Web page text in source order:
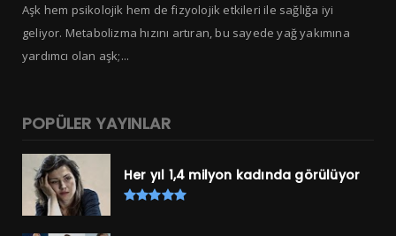
Aşk hem psikolojik hem de fizyolojik etkileri ile sağlığa iyi
geliyor. Metabolizma hızını artıran, bu sayede yağ yakımına
yardımcı olan aşk;...
POPÜLER YAYINLAR
Her yıl 1,4 milyon kadında görülüyor